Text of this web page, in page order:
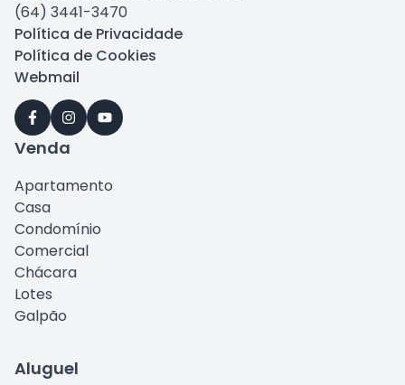
(64) 3441-3470
Política de Privacidade
Política de Cookies
Webmail
Venda
Apartamento
Casa
Condomínio
Comercial
Chácara
Lotes
Galpão
Aluguel